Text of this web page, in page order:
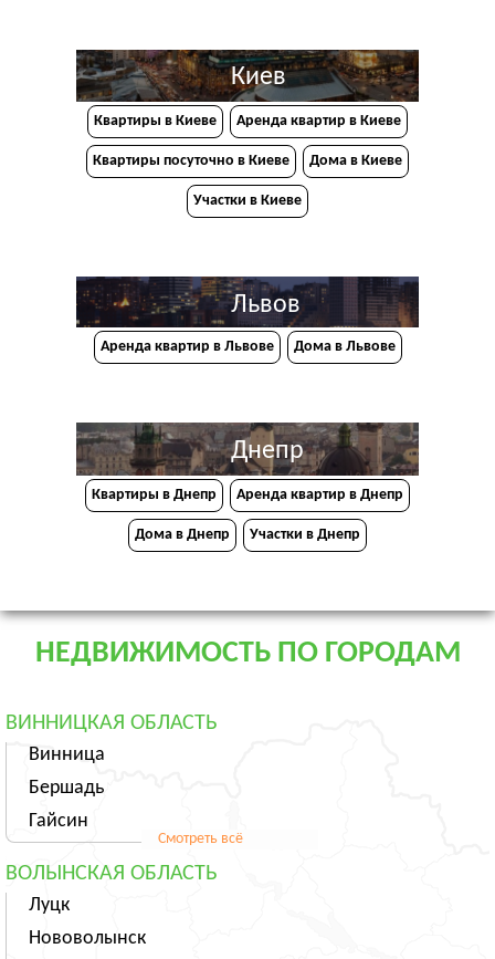
Киев
Квартиры в Киеве Аренда квартир в Киеве
Квартиры посуточно в Киеве Дома в Киеве
Участки в Киеве
Львов
Аренда квартир в Львове Дома в Львове
Днепр
Квартиры в Днепр Аренда квартир в Днепр
Дома в Днепр Участки в Днепр
НЕДВИЖИМОСТЬ ПО ГОРОДАМ
ВИННИЦКАЯ ОБЛАСТЬ
Винница
Бершадь
Гайсин
Смотреть всё
ВОЛЫНСКАЯ ОБЛАСТЬ
Луцк
Нововолынск